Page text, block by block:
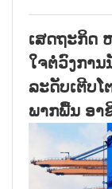
ເສດຖະກິດ
ໃຈຕໍ່ວົງການ
ລະດັບເຕີບໂ
ພາກພື້ນ ອາ